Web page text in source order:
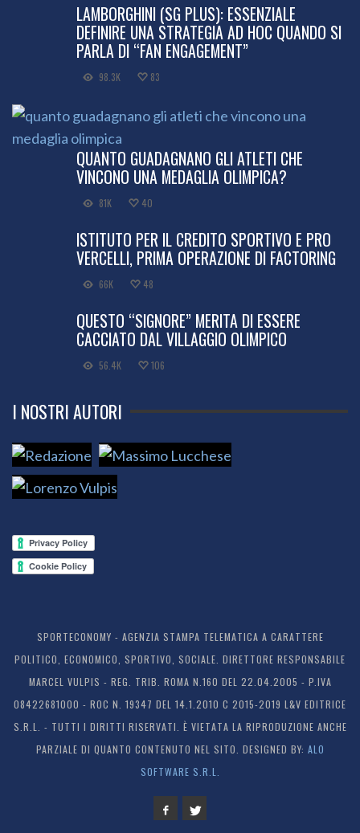
LAMBORGHINI (SG PLUS): ESSENZIALE
DEFINIRE UNA STRATEGIA AD HOC QUANDO SI
PARLA DI “FAN ENGAGEMENT”
98.3K 83
QUANTO GUADAGNANO GLI ATLETI CHE
VINCONO UNA MEDAGLIA OLIMPICA?
81K 40
ISTITUTO PER IL CREDITO SPORTIVO E PRO
VERCELLI, PRIMA OPERAZIONE DI FACTORING
66K 48
QUESTO “SIGNORE” MERITA DI ESSERE
CACCIATO DAL VILLAGGIO OLIMPICO
56.4K 106
I NOSTRI AUTORI
SPORTECONOMY - AGENZIA STAMPA TELEMATICA A CARATTERE
POLITICO, ECONOMICO, SPORTIVO, SOCIALE. DIRETTORE RESPONSABILE
MARCEL VULPIS - REG. TRIB. ROMA N.160 DEL 22.04.2005 - P.IVA
08422681000 - ROC N. 19347 DEL 14.1.2010 C 2015-2019 L&V EDITRICE
S.R.L. - TUTTI I DIRITTI RISERVATI. È VIETATA LA RIPRODUZIONE ANCHE
PARZIALE DI QUANTO CONTENUTO NEL SITO. DESIGNED BY: ALO
SOFTWARE S.R.L.